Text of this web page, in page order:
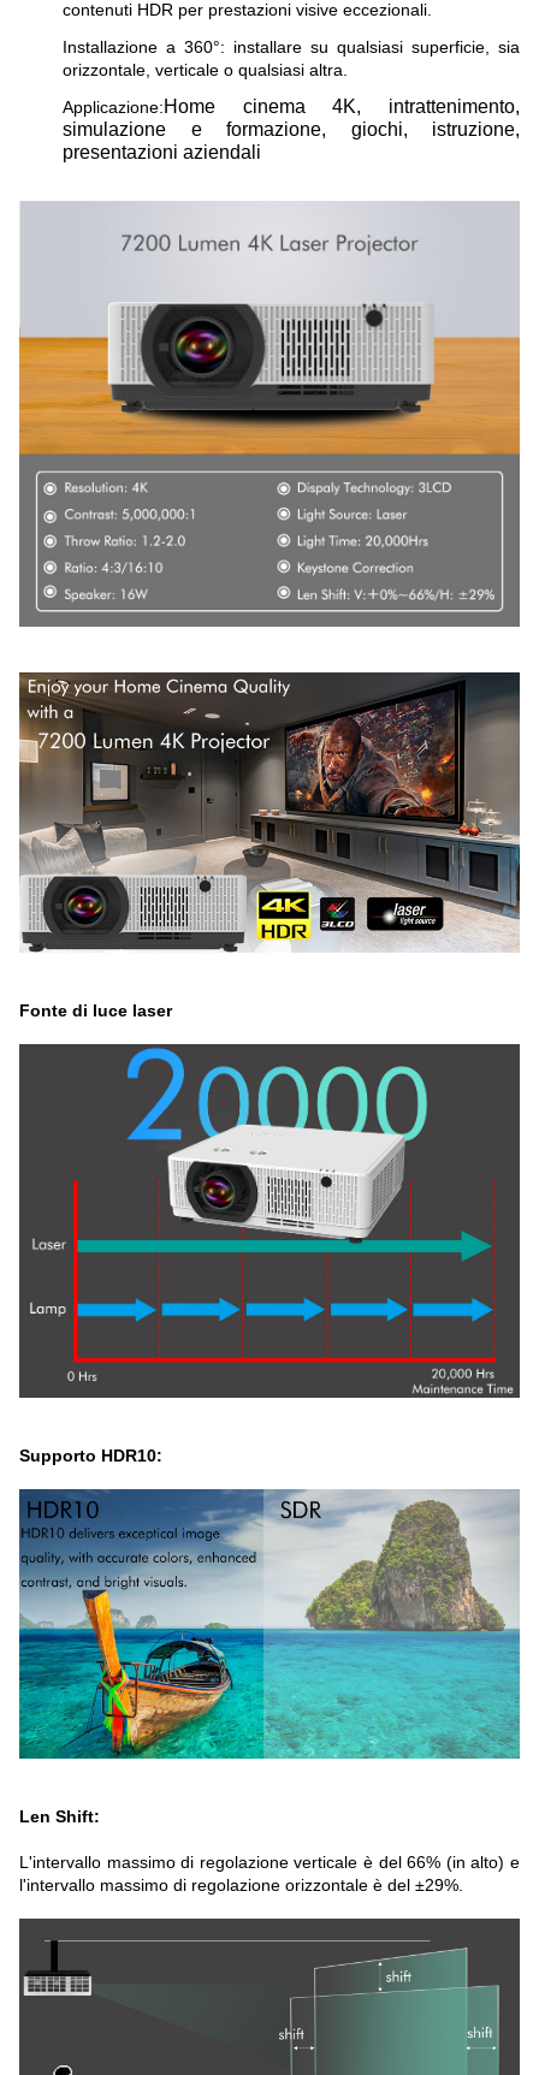
contenuti HDR per prestazioni visive eccezionali.
Installazione a 360°: installare su qualsiasi superficie, sia
orizzontale, verticale o qualsiasi altra.
Applicazione:Home cinema 4K, intrattenimento,
simulazione e formazione, giochi, istruzione,
presentazioni aziendali
Fonte di luce laser
Supporto HDR10:
Len Shift:
L'intervallo massimo di regolazione verticale è del 66% (in alto) e
l'intervallo massimo di regolazione orizzontale è del ±29%.